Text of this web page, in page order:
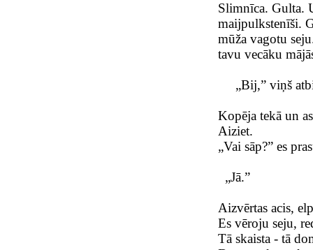
Slimnīca. Gulta.
maijpulkstenīši.
mūža vagotu
tavu vecāku
„Bij,” viņš
Kopēja tekā un
Aiziet.
„Vai sāp?” es
„Jā.”
Aizvērtas acis,
Es vēroju seju,
Tā skaista - tā